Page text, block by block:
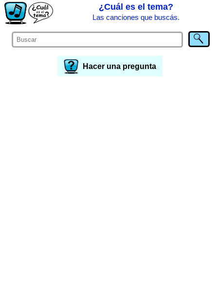
¿Cuál es el tema?
Las canciones que buscás.
Hacer una pregunta